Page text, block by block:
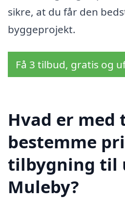
sikre, at du får den
byggeprojekt.
Få 3 tilbud, gratis og
Hvad er med
bestemme
tilbygning til
Muleby?